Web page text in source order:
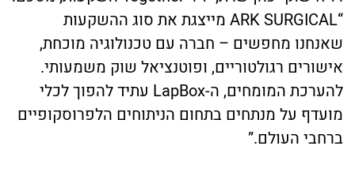
“ARK SURGICAL מייצגת את סוג ההשקעות
שאנחנו מחפשים – חברה עם טכנולוגיה מוכחת,
אישורים רגולטוריים, ופוטנציאל שוק משמעותי.
להערכת המומחים, ה-LapBox עתיד להפוך לכלי
מועדף על מנתחים בתחום הניתוחים הלפרוסקופיים
ברחבי העולם.”